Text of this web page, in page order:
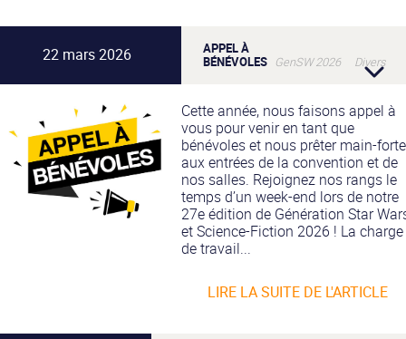
22 mars 2026
APPEL À
BÉNÉVOLES GenSW 2026 Divers
Cette année, nous faisons appel à
vous pour venir en tant que
bénévoles et nous prêter main-forte
aux entrées de la convention et de
nos salles. Rejoignez nos rangs le
temps d’un week-end lors de notre
27e édition de Génération Star
et Science-Fiction 2026 ! La charge
de travail...
LIRE LA SUITE DE L'ARTICLE